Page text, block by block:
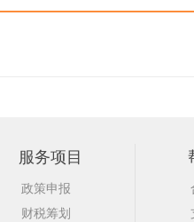
服务项目
政策申报
财税筹划